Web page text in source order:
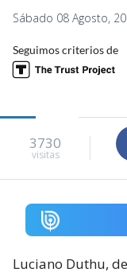
Sábado 08 Agosto,
Seguimos criterios de
3730
visitas
Luciano Duthu,